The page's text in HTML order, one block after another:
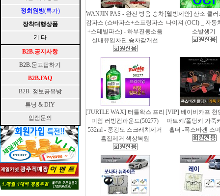
정회원방(특가)
장착대행상품
기 타
B2B.공지사항
B2B.묻고답하기
B2B.FAQ
B2B. 정보공유방
튜닝 & DIY
입점문의
WANJIN PAS - 완진 방음 승차
감파스 (쇼바파스+스프링파스
+스테빌파스) - 하부진동소음
실내유입차단,승차감개선
[웰빙제안] 산소 클
나이져 (OCI) _ 자동
소발생기
[TURTLE WAX] 터틀왁스 프리
미엄 러빙컴파운드(50277)
532ml - 중강도 스크래치제거
흠집제거 색상복원
[VIP] 베이비카프 천
마트키/폴딩키 가죽
홀더 -폭스바겐 스